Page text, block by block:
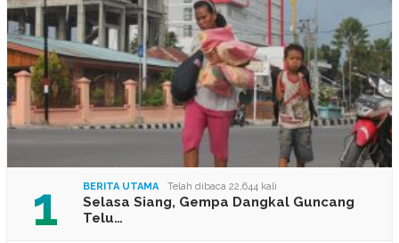
1 BERITA UTAMA Telah dibaca 22,644 kali
Selasa Siang, Gempa Dangkal Guncang
Telu…